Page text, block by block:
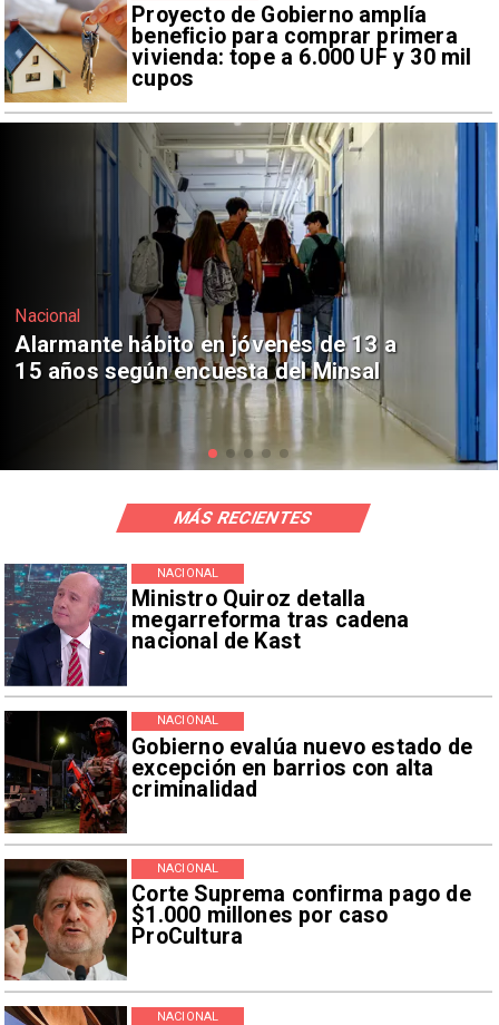
Proyecto de Gobierno amplía
beneficio para comprar primera
vivienda: tope a 6.000 UF y 30 mil
cupos
Regiones
Aprueban creación del Parque
Sebastián Piñera con inversión de $4
mil millones
Ministro Quiroz detalla
megarreforma tras cadena
nacional de Kast
NACIONAL
Gobierno evalúa nuevo estado de
excepción en barrios con alta
criminalidad
NACIONAL
Corte Suprema confirma pago de
$1.000 millones por caso
ProCultura
NACIONAL
NACIONAL
MÁS RECIENTES